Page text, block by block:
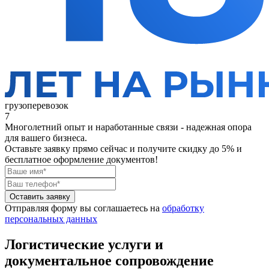
грузоперевозок
7
Многолетний опыт и наработанные связи - надежная опора
для вашего бизнеса.
Оставьте заявку прямо сейчас и получите скидку до 5% и
бесплатное оформление документов!
Оставить заявку
Отправляя форму вы соглашаетесь на обработку
персональных данных
Логистические услуги и
документальное сопровождение